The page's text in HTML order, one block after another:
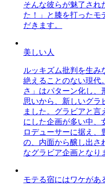
そんな彼らが魅了され
た！」と膝を打ったモ
だきます。
美しい人
ルッキズム批判を生み
絶えることのない現代
さ」はパターン化し、
思いから、新しいグラ
ました。グラビアと言
にした企画が多い中、
ロデューサーに据え、
の、内面から醸し出さ
なグラビア企画となり
モテる宿にはワケがあ